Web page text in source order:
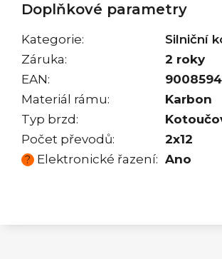
Doplňkové parametry
Kategorie:
Silniční
Záruka:
2 roky
EAN:
Materiál rámu:
Karbon
Typ brzd :
Počet převodů: 2x12
? Elektronické řazení: Ano